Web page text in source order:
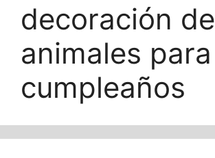
decoración de
animales para
cumpleaños